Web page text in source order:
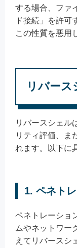
する場合、ファ
ド接続」を許可
この性質を悪用
リバー
リバースシェル
リティ評価、ま
れます。以下に
1. ペネト
ペネトレーショ
ムやネットワー
えてリバースシ